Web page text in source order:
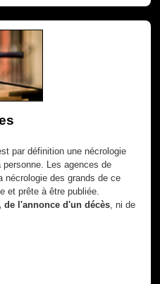
par définition une nécrologie
personne. Les agences de
nécrologie des grands de ce
et prête à être publiée.
l'annonce d'un décès , ni de